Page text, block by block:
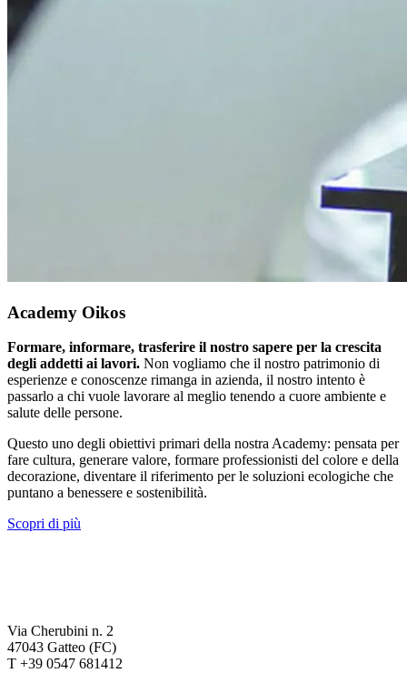
Academy Oikos
Formare, informare, trasferire il nostro sapere per la crescita
degli addetti ai lavori. Non vogliamo che il nostro patrimonio di
esperienze e conoscenze rimanga in azienda, il nostro intento è
passarlo a chi vuole lavorare al meglio tenendo a cuore ambiente e
salute delle persone.
Questo uno degli obiettivi primari della nostra Academy: pensata per
fare cultura, generare valore, formare professionisti del colore e della
decorazione, diventare il riferimento per le soluzioni ecologiche che
puntano a benessere e sostenibilità.
Scopri di più
Via Cherubini n. 2
47043 Gatteo (FC)
T +39 0547 681412